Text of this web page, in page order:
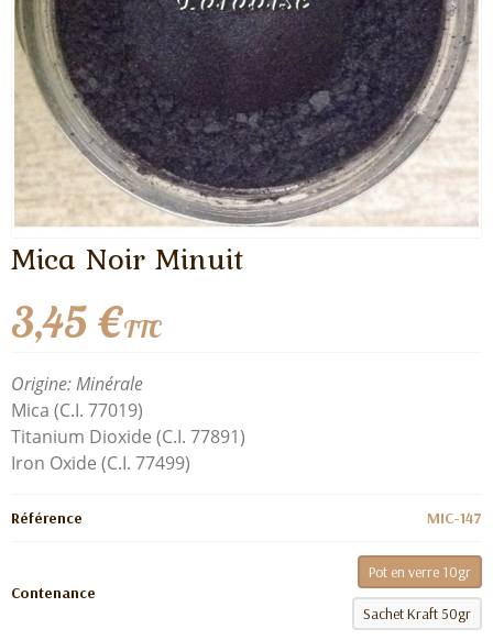
Mica Noir Minuit
3,45 €TTC
Origine: Minérale
Mica (C.I. 77019)
Titanium Dioxide (C.I. 77891)
Iron Oxide (C.I. 77499)
Référence MIC-147
Contenance
Pot en verre 10gr
Sachet Kraft 50gr